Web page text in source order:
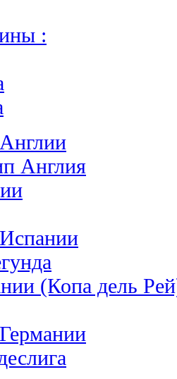
:
Англия
(Копа дель